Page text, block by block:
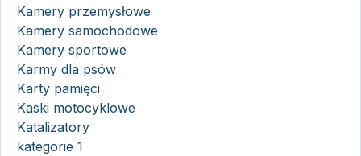
Kamery przemysłowe
Kamery samochodowe
Kamery sportowe
Karmy dla psów
Karty pamięci
Kaski motocyklowe
Katalizatory
kategorie 1